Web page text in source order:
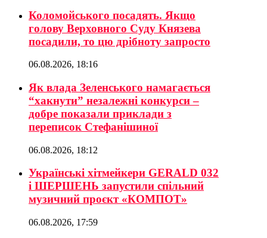
Коломойського посадять. Якщо
голову Верховного Суду Князева
посадили, то цю дрібноту запросто
06.08.2026, 18:16
Як влада Зеленського намагається
“хакнути” незалежні конкурси –
добре показали приклади з
переписок Стефанішиної
06.08.2026, 18:12
Українські хітмейкери GERALD 032
і ШЕРШЕНЬ запустили спільний
музичний проєкт «КОМПОТ»
06.08.2026, 17:59